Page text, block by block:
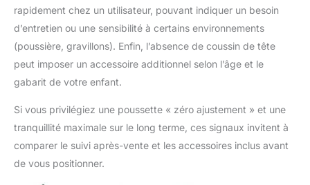
rapidement chez un utilisateur, pouvant indiquer un besoin
d’entretien ou une sensibilité à certains environnements
(poussière, gravillons). Enfin, l’absence de coussin de tête
peut imposer un accessoire additionnel selon l’âge et le
gabarit de votre enfant.
Si vous privilégiez une poussette « zéro ajustement » et une
tranquillité maximale sur le long terme, ces signaux invitent à
comparer le suivi après-vente et les accessoires inclus avant
de vous positionner.